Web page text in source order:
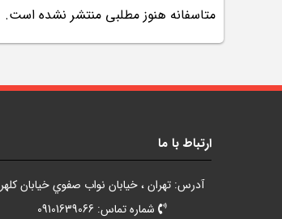
سمینار تهران 96
تماس با ما
متاسفانه هنوز مطلبی منتشر نشده است.
ارتباط با ما
آدرس: تهران ، خيابان نواب صفوي خيابان کلهر
شماره تماس: 09101639066